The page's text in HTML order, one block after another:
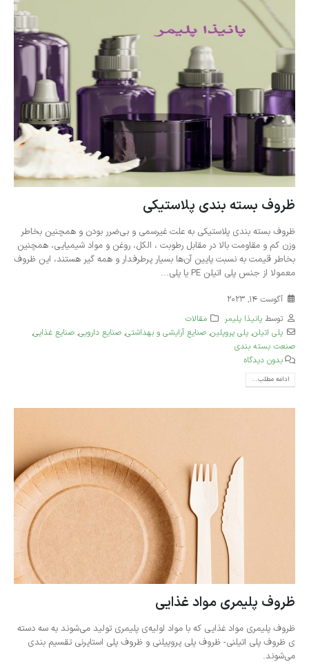
ظروف بسته بندی پلاستیکی
ظروف بسته بندی پلاستیکی به علت غیرسمی و بی‌ضرر بودن و همچنین بخاطر
وزن کم و مقاومت بالا در مقابل رطوبت ، الکل، روغن و مواد شیمیایی، همچنین
بخاطر قیمت به نسبت پایین آن‌ها بسیار پرطرفدار و همه گیر هستند، این ظروف
معمولا از جنس پلی اتیلن PE یا پلی...
آگوست 14, 2023
توسط پانیذا پلیمر
مقالات
پلی‌ اتیلن, پلی پروپلین, صنایع آرایشی و بهداشتی, صنایع دارویی, صنایع غذایی,
صنعت بسته بندی
بدون دیدگاه
ادامه مطلب...
ظروف پلیمری مواد غذایی
ظروف پلیمری مواد غذایی که با مواد اولیه‌ی پلیمری تولید می‌شوند به سه دسته
ی ظروف پلی اتیلنی- ظروف پلی پروپیلنی و ظروف پلی استایرنی تقسیم بندی
می‌شوند.